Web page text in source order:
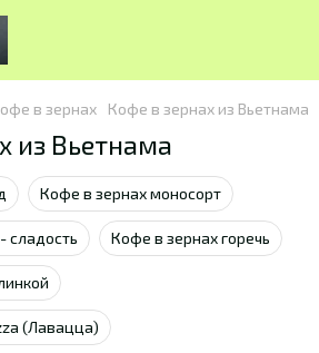
в зернах Кофе в зернах из Вьетнама
из Вьетнама
Кофе в зернах моносорт
сладость Кофе в зернах горечь
(Лавацца)